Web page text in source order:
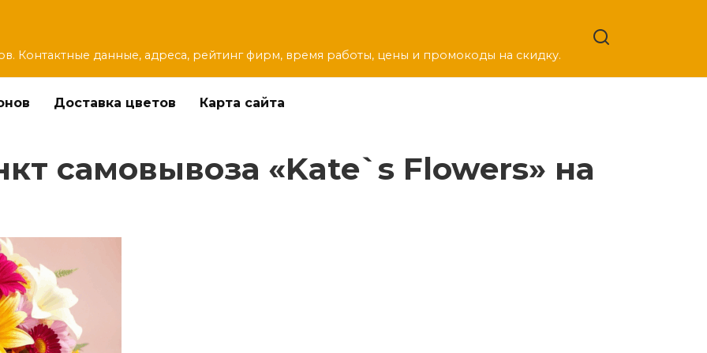
Контактные данные, адреса, рейтинг фирм, время работы, цены и промокоды на скидку.
Доставка цветов Карта сайта
самовывоза «Kate`s Flowers» на